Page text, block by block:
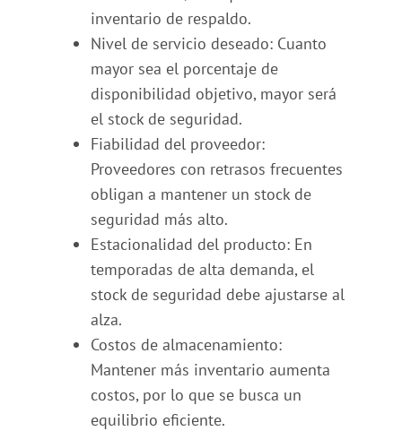
inventario de respaldo.
Nivel de servicio deseado: Cuanto
mayor sea el porcentaje de
disponibilidad objetivo, mayor será
el stock de seguridad.
Fiabilidad del proveedor:
Proveedores con retrasos frecuentes
obligan a mantener un stock de
seguridad más alto.
Estacionalidad del producto: En
temporadas de alta demanda, el
stock de seguridad debe ajustarse al
alza.
Costos de almacenamiento:
Mantener más inventario aumenta
costos, por lo que se busca un
equilibrio eficiente.